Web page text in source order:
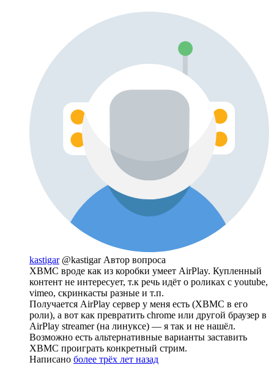
kastigar @kastigar Автор вопроса
XBMC вроде как из коробки умеет AirPlay. Купленный
контент не интересует, т.к речь идёт о роликах с youtube,
vimeo, скринкасты разные и т.п.
Получается AirPlay сервер у меня есть (XBMC в его
роли), а вот как превратить chrome или другой браузер в
AirPlay streamer (на линуксе) — я так и не нашёл.
Возможно есть альтернативные варианты заставить
XBMC проиграть конкретный стрим.
Написано более трёх лет назад